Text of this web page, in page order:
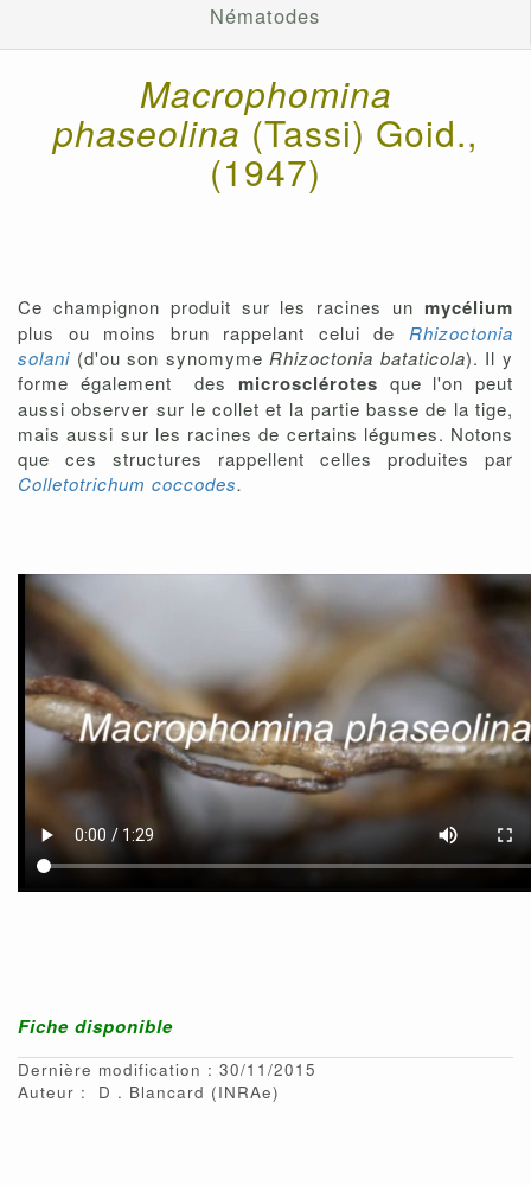
Nématodes
Macrophomina
phaseolina(Tassi) Goid.,
(1947)
Ce champignon produit sur les racines un mycélium
plus ou moins brun rappelant celui de Rhizoctonia
solani (d'ou son synomymeRhizoctonia bataticola). Il y
forme également des microsclérotes que l'on peut
aussi observer sur le collet et la partie basse de la tige,
mais aussi sur les racines de certains légumes. Notons
que ces structures rappellent celles produites par
Colletotrichum coccodes.
Fiche disponible
Dernière modification : 30/11/2015
Auteur :
D Blancard (INRAe)